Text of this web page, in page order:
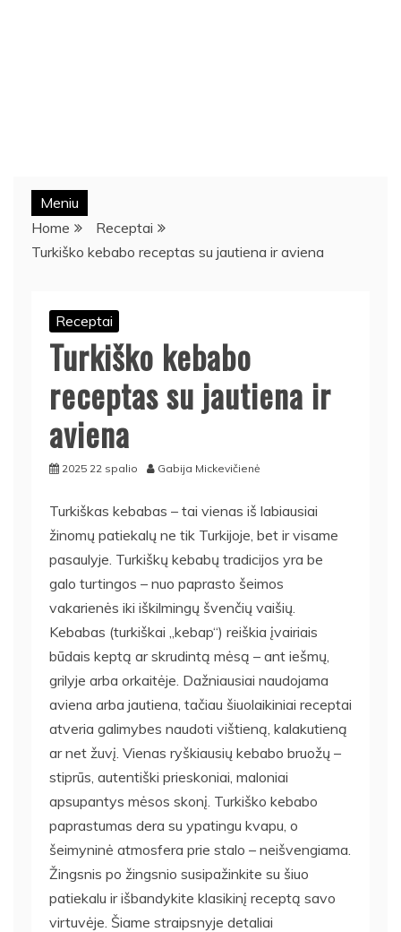
Meniu
Home
Receptai
Turkiško kebabo receptas su jautiena ir aviena
Receptai
Turkiško kebabo
receptas su jautiena ir
aviena
2025 22 spalio Gabija Mickevičienė
Turkiškas kebabas – tai vienas iš labiausiai
žinomų patiekalų ne tik Turkijoje, bet ir visame
pasaulyje. Turkiškų kebabų tradicijos yra be
galo turtingos – nuo paprasto šeimos
vakarienės iki iškilmingų švenčių vaišių.
Kebabas (turkiškai „kebap“) reiškia įvairiais
būdais keptą ar skrudintą mėsą – ant iešmų,
grilyje arba orkaitėje. Dažniausiai naudojama
aviena arba jautiena, tačiau šiuolaikiniai receptai
atveria galimybes naudoti vištieną, kalakutieną
ar net žuvį. Vienas ryškiausių kebabo bruožų –
stiprūs, autentiški prieskoniai, maloniai
apsupantys mėsos skonį. Turkiško kebabo
paprastumas dera su ypatingu kvapu, o
šeimyninė atmosfera prie stalo – neišvengiama.
Žingsnis po žingsnio susipažinkite su šiuo
patiekalu ir išbandykite klasikinį receptą savo
virtuvėje. Šiame straipsnyje detaliai